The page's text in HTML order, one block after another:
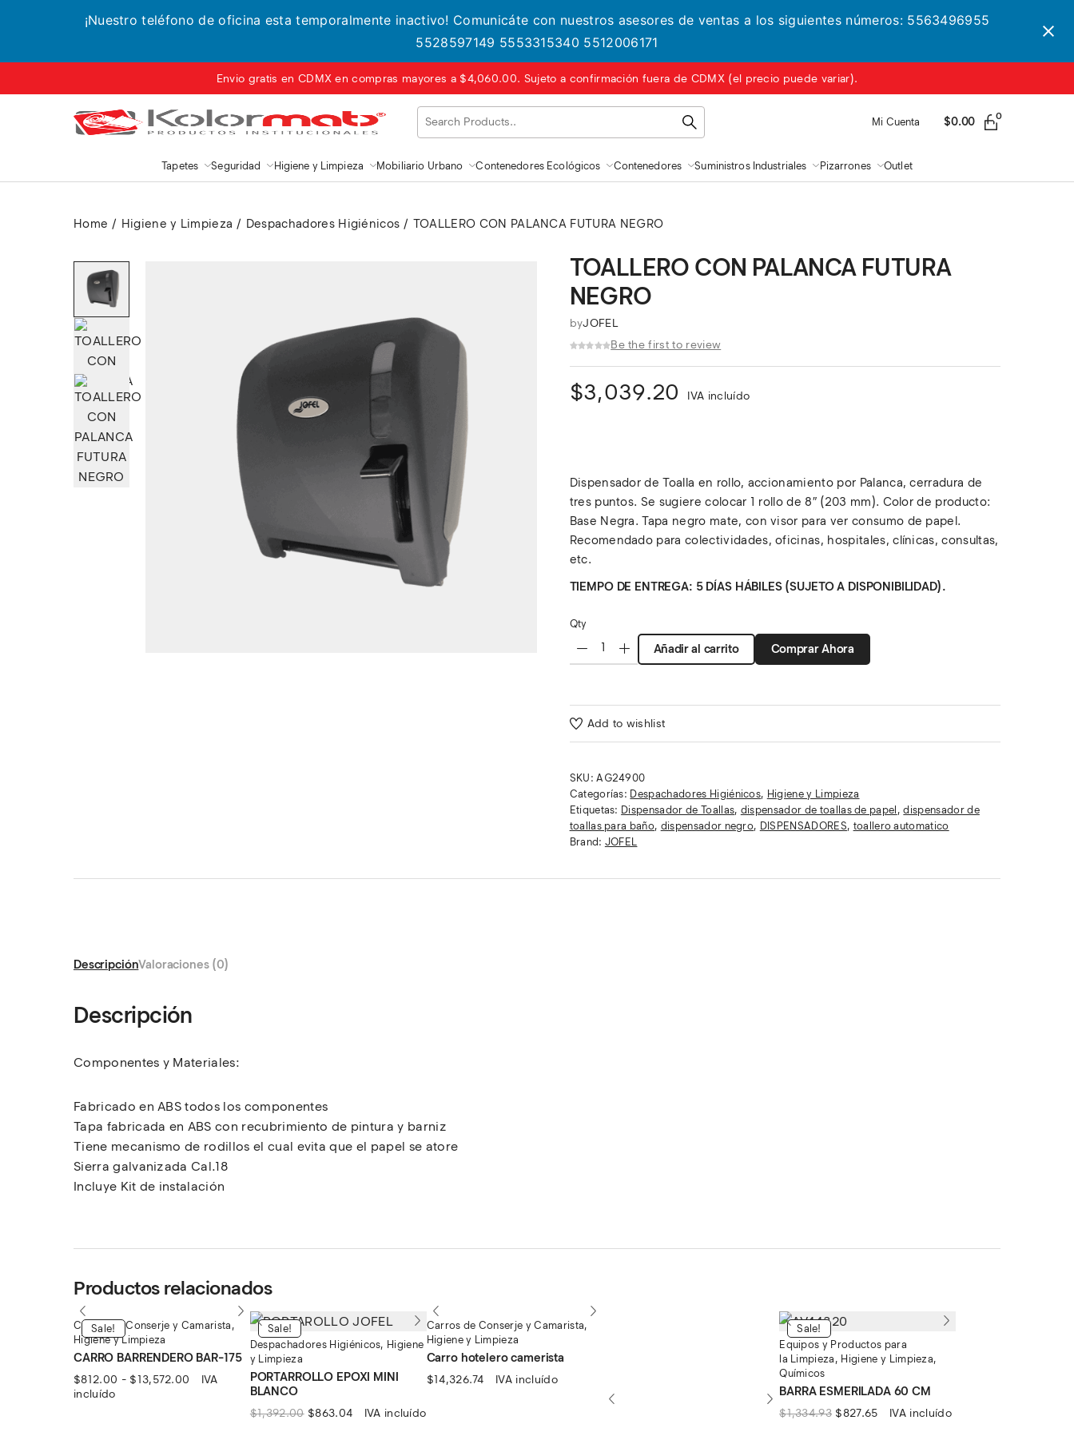
¡Nuestro teléfono de oficina esta temporalmente inactivo! Comunicáte con nuestros asesores de ventas a los siguientes números: 5563496955
5528597149 5553315340 5512006171
Envio gratis en CDMX en compras mayores a $4,060.00. Sujeto a confirmación fuera de CDMX (el precio puede variar).
Mi Cuenta $0.00 0
Tapetes Seguridad Higiene y Limpieza Mobiliario Urbano Contenedores Ecológicos Contenedores Suministros Industriales Pizarrones Outlet
Home Higiene y Limpieza Despachadores Higiénicos TOALLERO CON PALANCA FUTURA NEGRO
TOALLERO CON PALANCA FUTURA
NEGRO
byJOFEL
Be the first to review
$3,039.20 IVA incluído
Dispensador de Toalla en rollo, accionamiento por Palanca, cerradura de
tres puntos. Se sugiere colocar 1 rollo de 8″ (203 mm). Color de producto:
Base Negra. Tapa negro mate, con visor para ver consumo de papel.
Recomendado para colectividades, oficinas, hospitales, clínicas, consultas,
etc.
TIEMPO DE ENTREGA: 5 DÍAS HÁBILES (SUJETO A DISPONIBILIDAD).
Qty
Añadir al carrito Comprar Ahora
Add to wishlist
SKU:AG24900
Categorías: Despachadores Higiénicos, Higiene y Limpieza
Etiquetas: Dispensador de Toallas, dispensador de toallas de papel ,dispensador de
toallas para baño, dispensador negro, DISPENSADORES, toallero automatico
Brand: JOFEL
DescripciónValoraciones (0)
Descripción
Componentes y Materiales:
Fabricado en ABS todos los componentes
Tapa fabricada en ABS con recubrimiento de pintura y barniz
Tiene mecanismo de rodillos el cual evita que el papel se atore
Sierra galvanizada Cal.18
Incluye Kit de instalación
Productos relacionados
Sale!
Carros de Conserje y Camarista ,
Higiene y Limpieza
CARRO BARRENDERO BAR-175
$812.00 - $13,572.00 Rango
IVA
incluído
Sale!
Despachadores Higiénicos, Higiene
y Limpieza
PORTARROLLO EPOXI MINI
BLANCO
$1,392.00 El
$863.04El
IVA incluído
Carros de Conserje y Camarista,
Higiene y Limpieza
Carro hotelero camerista
$14,326.74 IVA incluído
Sale!
Equipos y Productos para
la Limpieza , Higiene y Limpieza,
Químicos
BARRA ESMERILADA 60 CM
$1,334.93 El
$827.65El
IVA incluído